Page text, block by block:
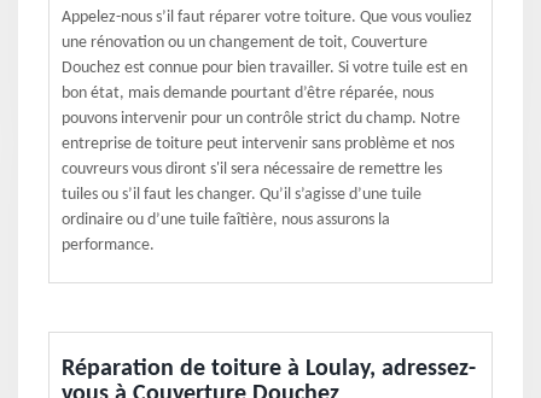
Appelez-nous s’il faut réparer votre toiture. Que vous vouliez
une rénovation ou un changement de toit, Couverture
Douchez est connue pour bien travailler. Si votre tuile est en
bon état, mais demande pourtant d’être réparée, nous
pouvons intervenir pour un contrôle strict du champ. Notre
entreprise de toiture peut intervenir sans problème et nos
couvreurs vous diront s'il sera nécessaire de remettre les
tuiles ou s’il faut les changer. Qu’il s’agisse d’une tuile
ordinaire ou d’une tuile faîtière, nous assurons la
performance.
Réparation de toiture à Loulay, adressez-